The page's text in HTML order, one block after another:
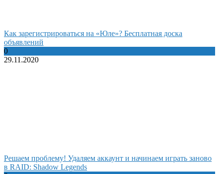
Как зарегистрироваться на «Юле»? Бесплатная доска
объявлений
0
29.11.2020
Решаем проблему! Удаляем аккаунт и начинаем играть заново
в RAID: Shadow Legends